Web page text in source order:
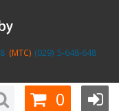
(MTC)(029) 5-648-648
0